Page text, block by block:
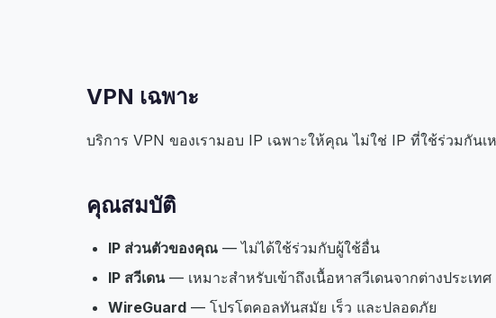
VPN เฉพาะ
บริการ VPN ของเรามอบ IP เฉพาะให้คุณ ไม่ใช่ IP ที่ใช้ร่วมกั
คุณสมบัติ
IP ส่วนตัวของคุณ — ไม่ได้ใช้ร่วมกับผู้ใช้อื่น
IP สวีเดน— เหมาะสำหรับเข้าถึงเนื้อหาสวีเดนจากต่างประเทศ
WireGuard — โปรโตคอลทันสมัย เร็ว และปลอดภัย